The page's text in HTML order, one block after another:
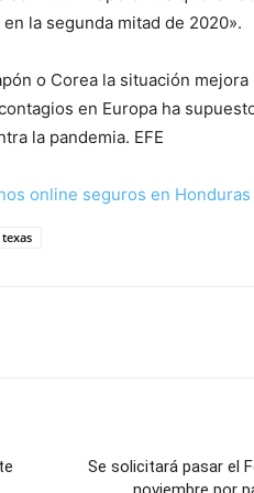
la segunda mitad de 2020».
o Corea la situación
en Europa ha
la pandemia. EFE
online seguros en Honduras
texas
Se solicitará pasar el